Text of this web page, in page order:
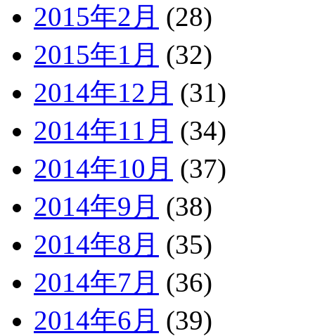
2015年2月 (28)
2015年1月 (32)
2014年12月 (31)
2014年11月 (34)
2014年10月 (37)
2014年9月 (38)
2014年8月 (35)
2014年7月 (36)
2014年6月 (39)